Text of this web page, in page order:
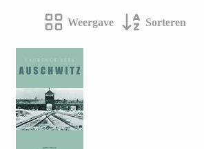
Weergave Sorteren